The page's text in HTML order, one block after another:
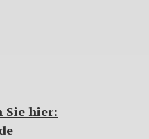
Sie hier: